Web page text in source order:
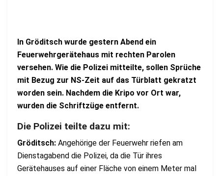
In Gröditsch wurde gestern Abend ein
Feuerwehrgerätehaus mit rechten Parolen
versehen. Wie die Polizei mitteilte, sollen Sprüche
mit Bezug zur NS-Zeit auf das Türblatt gekratzt
worden sein. Nachdem die Kripo vor Ort war,
wurden die Schriftzüge entfernt.
Die Polizei teilte dazu mit:
Gröditsch: Angehörige der Feuerwehr riefen am
Dienstagabend die Polizei, da die Tür ihres
Gerätehauses auf einer Fläche von einem Meter mal